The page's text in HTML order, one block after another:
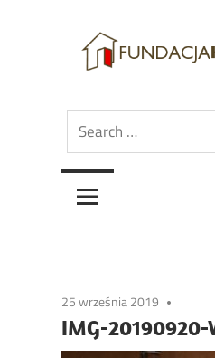
content
Fundacja
Kiabakari
Kiabakari
25 września 2019
IMG-